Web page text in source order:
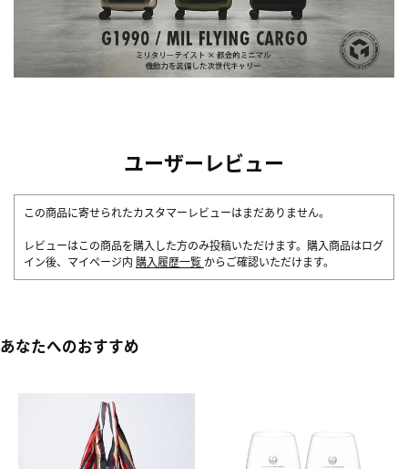
ユーザーレビュー
この商品に寄せられたカスタマーレビューはまだありません。
レビューはこの商品を購入した方のみ投稿いただけます。購入商品はログ
イン後、マイページ内 購入履歴一覧 からご確認いただけます。
あなたへのおすすめ